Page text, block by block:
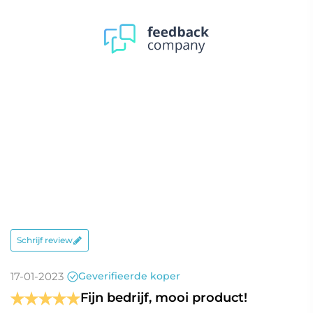
hifi speakers. Voeg in de
Winkelmand eenvoudig het
en handleiding
Aansluitklaar
aansluitklaar geleverd en kan
direct op de 230V
wandcontactdoos worden
Schrijf review
17-01-2023 Geverifieerde koper
Fijn bedrijf, mooi product!